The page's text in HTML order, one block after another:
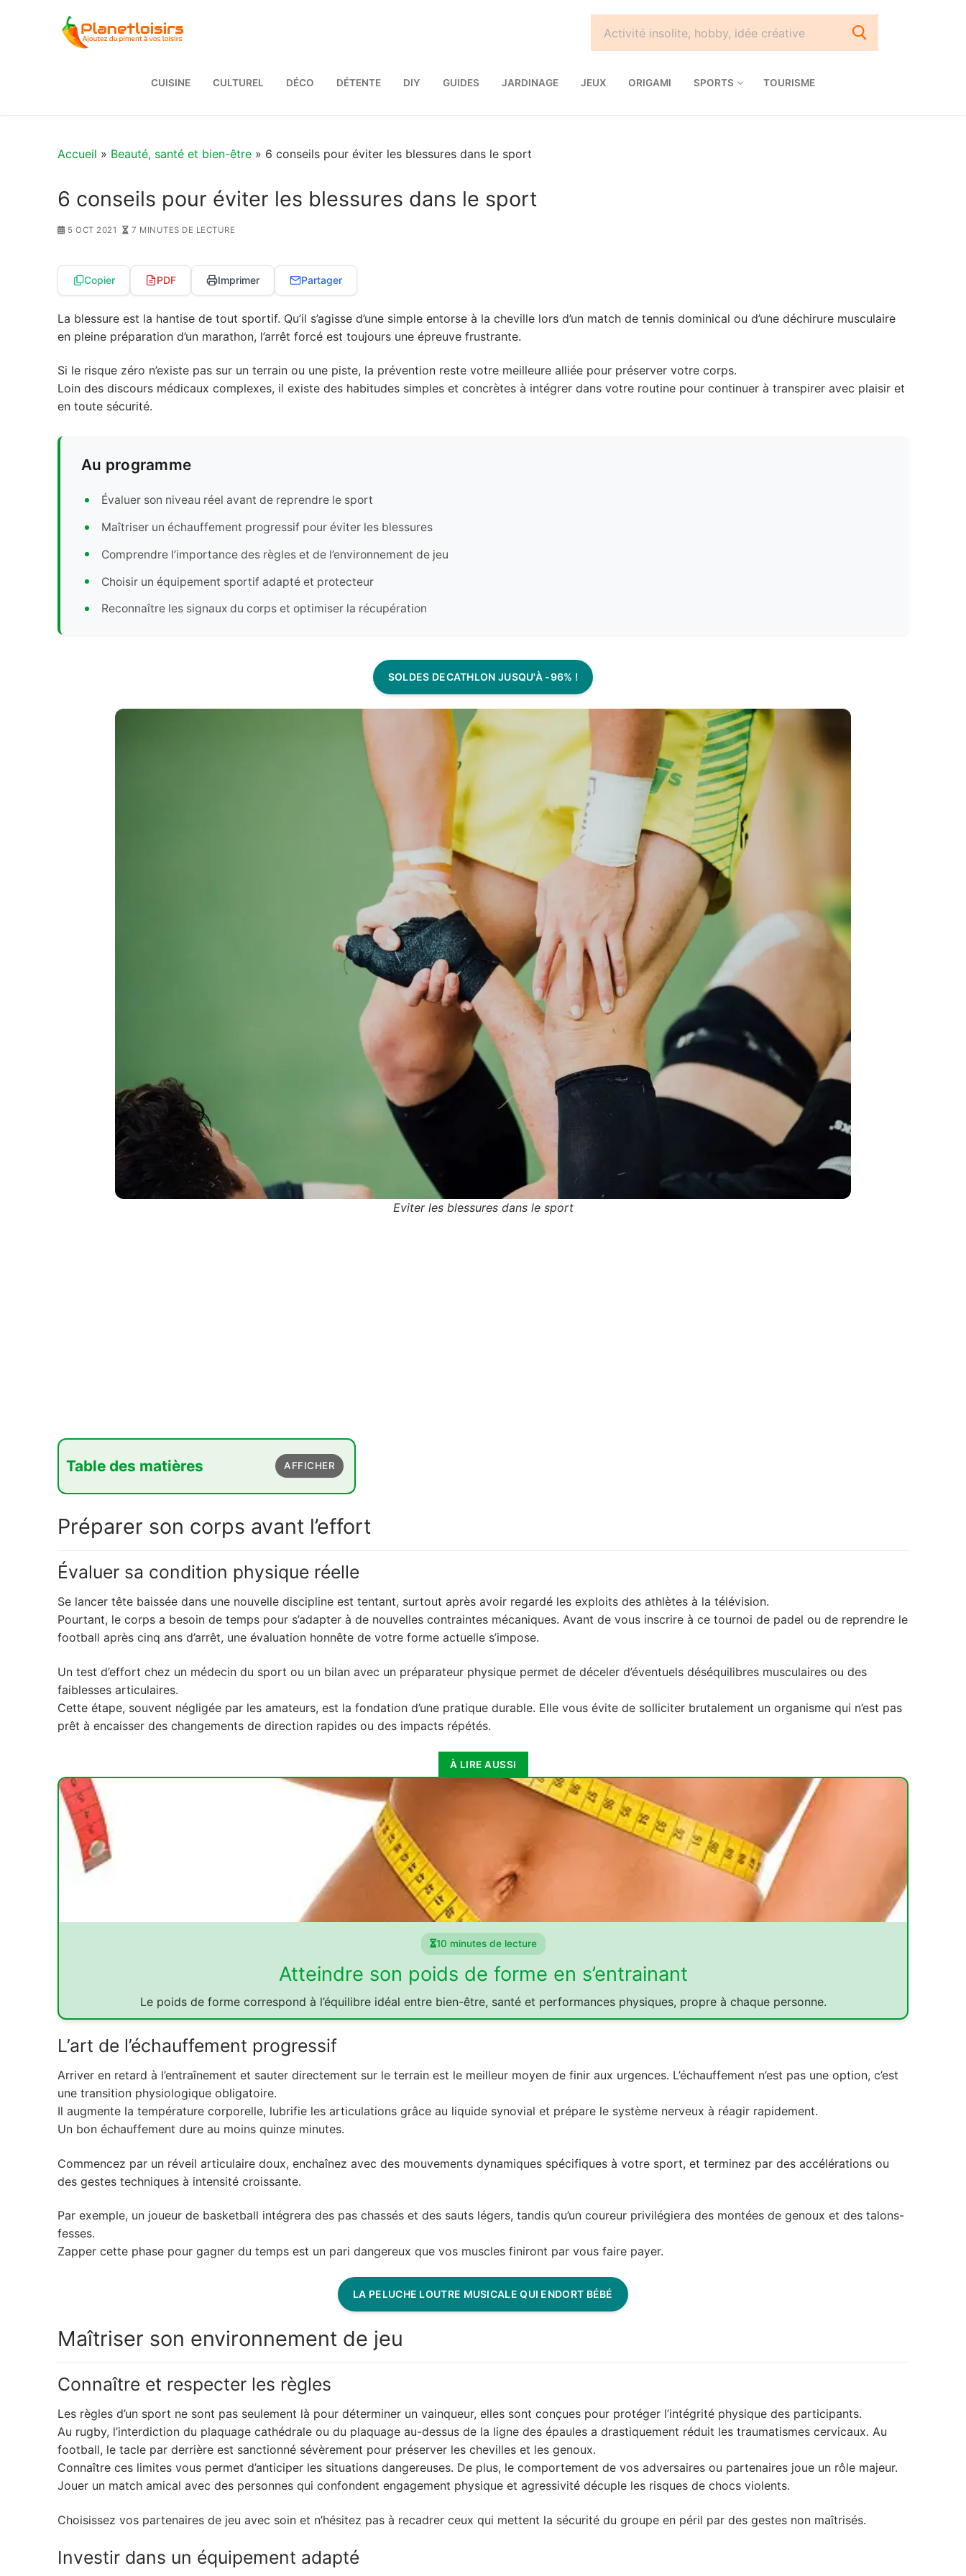
CUISINE CULTUREL DÉCO DÉTENTE DIY GUIDES JARDINAGE JEUX ORIGAMI SPORTS TOURISME
Accueil » Beauté, santé et bien-être » 6 conseils pour éviter les blessures dans le sport
6 conseils pour éviter les blessures dans le sport
5 OCT 2021 7 MINUTES DE LECTURE
Copier PDF Imprimer Partager
La blessure est la hantise de tout sportif. Qu’il s’agisse d’une simple entorse à la cheville lors d’un match de tennis dominical ou d’une déchirure musculaire
en pleine préparation d’un marathon, l’arrêt forcé est toujours une épreuve frustrante.
Si le risque zéro n’existe pas sur un terrain ou une piste, la prévention reste votre meilleure alliée pour préserver votre corps.
Loin des discours médicaux complexes, il existe des habitudes simples et concrètes à intégrer dans votre routine pour continuer à transpirer avec plaisir et
en toute sécurité.
Au programme
Évaluer son niveau réel avant de reprendre le sport
Maîtriser un échauffement progressif pour éviter les blessures
Comprendre l’importance des règles et de l’environnement de jeu
Choisir un équipement sportif adapté et protecteur
Reconnaître les signaux du corps et optimiser la récupération
SOLDES DECATHLON JUSQU'À -96% !
Eviter les blessures dans le sport
Table des matières AFFICHER
1.1. Évaluer sa condition physique réelle
2. Maîtriser son environnement de jeu
2.1. Connaître et respecter les règles
2.2. Investir dans un équipement adapté
3.1. Savoir dire stop face à la douleur
3.2. Sanctuariser le sommeil et la récupération
Préparer son corps avant l’effort
Évaluer sa condition physique réelle
Se lancer tête baissée dans une nouvelle discipline est tentant, surtout après avoir regardé les exploits des athlètes à la télévision.
Pourtant, le corps a besoin de temps pour s’adapter à de nouvelles contraintes mécaniques. Avant de vous inscrire à ce tournoi de padel ou de reprendre le
football après cinq ans d’arrêt, une évaluation honnête de votre forme actuelle s’impose.
Un test d’effort chez un médecin du sport ou un bilan avec un préparateur physique permet de déceler d’éventuels déséquilibres musculaires ou des
faiblesses articulaires.
Cette étape, souvent négligée par les amateurs, est la fondation d’une pratique durable. Elle vous évite de solliciter brutalement un organisme qui n’est pas
prêt à encaisser des changements de direction rapides ou des impacts répétés.
À LIRE AUSSI
10 minutes de lecture
Atteindre son poids de forme en s’entrainant
Le poids de forme correspond à l’équilibre idéal entre bien-être, santé et performances physiques, propre à chaque personne.
L’art de l’échauffement progressif
Arriver en retard à l’entraînement et sauter directement sur le terrain est le meilleur moyen de finir aux urgences. L’échauffement n’est pas une option, c’est
une transition physiologique obligatoire.
Il augmente la température corporelle, lubrifie les articulations grâce au liquide synovial et prépare le système nerveux à réagir rapidement.
Un bon échauffement dure au moins quinze minutes.
Commencez par un réveil articulaire doux, enchaînez avec des mouvements dynamiques spécifiques à votre sport, et terminez par des accélérations ou
des gestes techniques à intensité croissante.
Par exemple, un joueur de basketball intégrera des pas chassés et des sauts légers, tandis qu’un coureur privilégiera des montées de genoux et des talons-
fesses.
Zapper cette phase pour gagner du temps est un pari dangereux que vos muscles finiront par vous faire payer.
LA PELUCHE LOUTRE MUSICALE QUI ENDORT BÉBÉ
Maîtriser son environnement de jeu
Connaître et respecter les règles
Les règles d’un sport ne sont pas seulement là pour déterminer un vainqueur, elles sont conçues pour protéger l’intégrité physique des participants.
Au rugby, l’interdiction du plaquage cathédrale ou du plaquage au-dessus de la ligne des épaules a drastiquement réduit les traumatismes cervicaux. Au
football, le tacle par derrière est sanctionné sévèrement pour préserver les chevilles et les genoux.
Connaître ces limites vous permet d’anticiper les situations dangereuses. De plus, le comportement de vos adversaires ou partenaires joue un rôle majeur.
Jouer un match amical avec des personnes qui confondent engagement physique et agressivité décuple les risques de chocs violents.
Choisissez vos partenaires de jeu avec soin et n’hésitez pas à recadrer ceux qui mettent la sécurité du groupe en péril par des gestes non maîtrisés.
Investir dans un équipement adapté